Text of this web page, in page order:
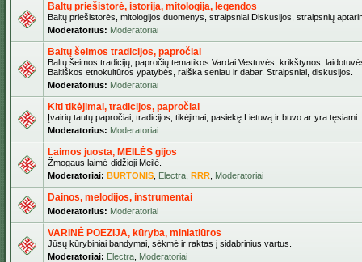
Baltų priešistorė, istorija, mitologija, legendos
Baltų priešistorės, mitologijos duomenys, straipsniai.Diskusijos, straipsnių
Moderatorius: Moderatoriai
Baltų šeimos tradicijos, papročiai
Baltų šeimos tradicijų, papročių tematikos.Vardai.Vestuvės, krikštynos,
Baltiškos etnokultūros ypatybės, raiška seniau ir dabar. Straipsniai, diskusijos.
Moderatorius: Moderatoriai
Kiti tikėjimai, tradicijos, papročiai
Įvairių tautų papročiai, tradicijos, tikėjimai, pasiekę Lietuvą ir buvo ar yra tęsiami.
Moderatorius: Moderatoriai
Laimos juosta, MEILĖS gijos
Žmogaus laimė-didžioji Meilė.
Moderatoriai: BURTONIS Electra RRR Moderatoriai
Dainos, melodijos, instrumentai
Moderatorius: Moderatoriai
VARINĖ POEZIJA, kūryba, miniatiūros
Jūsų kūrybiniai bandymai, sėkmė ir raktas į sidabrinius vartus.
Moderatoriai: Electra Moderatoriai